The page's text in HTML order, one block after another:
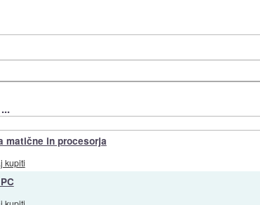
matične in procesorja
kupiti